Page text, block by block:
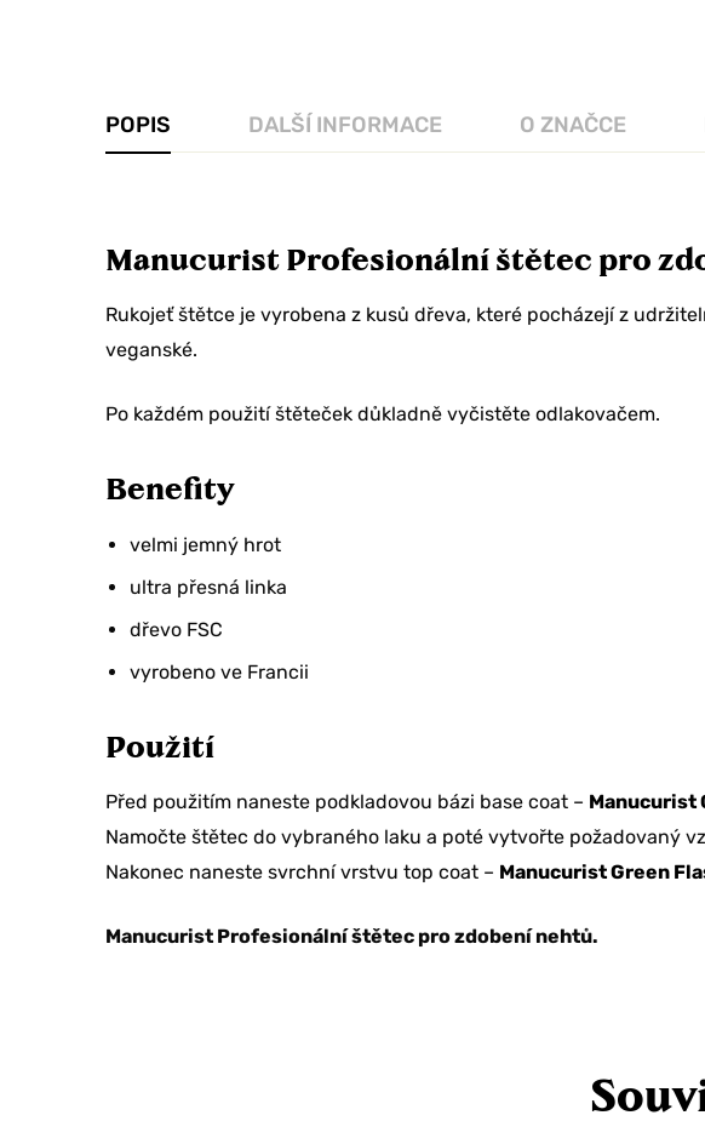
POPIS DALŠÍ INFORMACE O ZNAČCE
Manucurist Profesionální štětec pro
Rukojeť štětce je vyrobena z kusů dřeva, které pocházejí z
veganské.
Po každém použití štěteček důkladně vyčistěte odlakovačem.
Benefity
velmi jemný hrot
ultra přesná linka
dřevo FSC
vyrobeno ve Francii
Použití
Před použitím naneste podkladovou bázi base coat – Manucurist
Namočte štětec do vybraného laku a poté vytvořte požadovaný
Nakonec naneste svrchní vrstvu top coat – Manucurist Green
Manucurist Profesionální štětec pro zdobení nehtů.